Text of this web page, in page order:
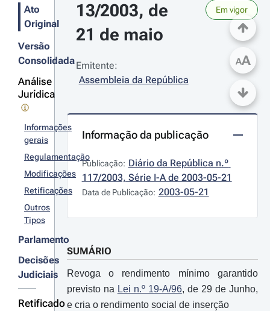
Ato
Original
Versão
Consolidada
Análise
Jurídica
Informações
gerais
Regulamentação
Modificações
Retificações
Outros
Tipos
Parlamento
Decisões
Judiciais
Retificado
13/2003, de
21 de maio
Em vigor
Emitente:
Assembleia da República
Informação da publicação
Publicação: Diário da República n.º
117/2003, Série I-A de 2003-05-21
Data de Publicação: 2003-05-21
SUMÁRIO
Revoga o rendimento mínimo garantido
previsto na Lei n.º 19-A/96, de 29 de Junho,
e cria o rendimento social de inserção
AA